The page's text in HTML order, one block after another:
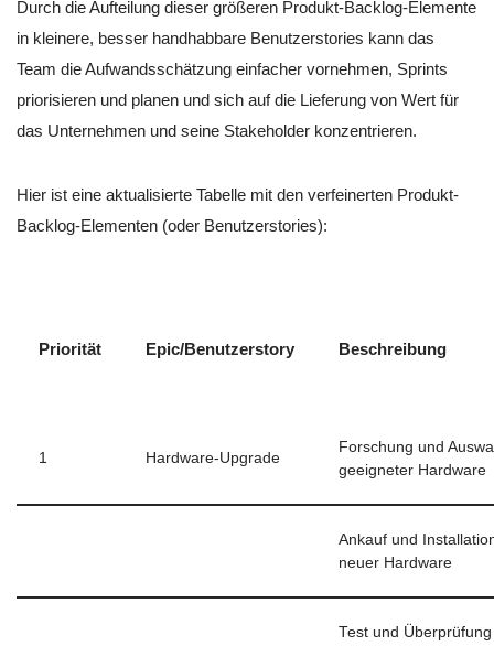
Durch die Aufteilung dieser größeren Produkt-Backlog-Elemente
in kleinere, besser handhabbare Benutzerstories kann das
Team die Aufwandsschätzung einfacher vornehmen, Sprints
priorisieren und planen und sich auf die Lieferung von Wert für
das Unternehmen und seine Stakeholder konzentrieren.
Hier ist eine aktualisierte Tabelle mit den verfeinerten Produkt-
Backlog-Elementen (oder Benutzerstories):
Priorität Epic/Benutzerstory Beschreibung
1 Hardware-Upgrade
Forschung und
geeigneter Hardware
Ankauf und
neuer Hardware
Test und